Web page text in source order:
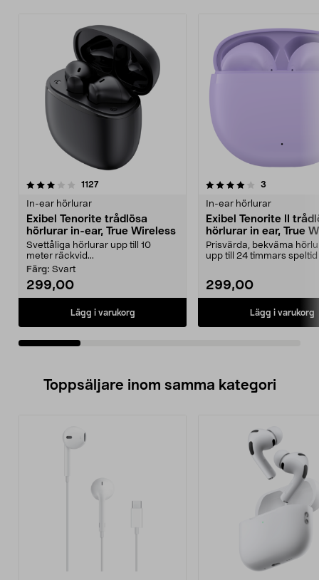
1127recensioner
In-ear hörlurar
Exibel Tenorite trådlösa
hörlurar in-ear, True Wireless
Svettåliga hörlurar upp till 10
meter räckvid...
Färg: Svart
299,00
Lägg i varukorg
4.0av 5 stjärnor 3
In-ear hörlurar
Exibel Tenorite II
hörlurar in ear, True
Prisvärda, bekväma
upp till 24 timmars
299,00
Lägg i varukorg
0.0 av 5 stjärnor
Toppsäljare inom samma kategori